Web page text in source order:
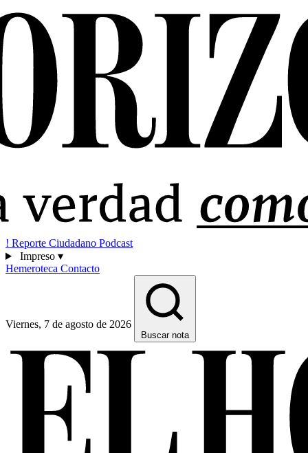
! Reporte Ciudadano Podcast
Impreso ▾
Hemeroteca Contacto
Viernes, 7 de agosto de 2026
Buscar nota